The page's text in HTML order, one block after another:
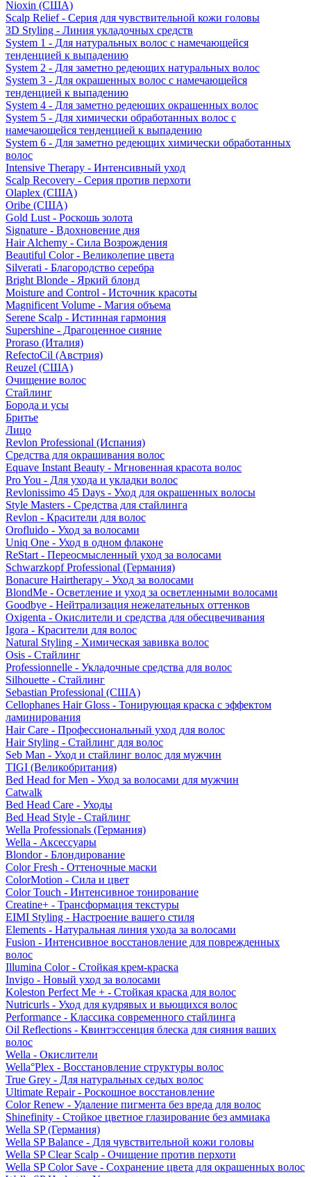
Nioxin (США)
Scalp Relief - Серия для чувствительной кожи головы
3D Styling - Линия укладочных средств
System 1 - Для натуральных волос с намечающейся
тенденцией к выпадению
System 2 - Для заметно редеющих натуральных волос
System 3 - Для окрашенных волос с намечающейся
тенденцией к выпадению
System 4 - Для заметно редеющих окрашенных волос
System 5 - Для химически обработанных волос с
намечающейся тенденцией к выпадению
System 6 - Для заметно редеющих химически обработанных
волос
Intensive Therapy - Интенсивный уход
Scalp Recovery - Серия против перхоти
Olaplex (США)
Oribe (США)
Gold Lust - Роскошь золота
Signature - Вдохновение дня
Hair Alchemy - Сила Возрождения
Beautiful Color - Великолепие цвета
Silverati - Благородство серебра
Bright Blonde - Яркий блонд
Moisture and Control - Источник красоты
Magnificent Volume - Магия объема
Serene Scalp - Истинная гармония
Supershine - Драгоценное сияние
Proraso (Италия)
RefectoCil (Австрия)
Reuzel (США)
Очищение волос
Стайлинг
Борода и усы
Бритье
Лицо
Revlon Professional (Испания)
Средства для окрашивания волос
Equave Instant Beauty - Мгновенная красота волос
Pro You - Для ухода и укладки волос
Revlonissimo 45 Days - Уход для окрашенных волосы
Style Masters - Средства для стайлинга
Revlon - Красители для волос
Orofluido - Уход за волосами
Uniq One - Уход в одном флаконе
ReStart - Переосмысленный уход за волосами
Schwarzkopf Professional (Германия)
Bonacure Hairtherapy - Уход за волосами
BlondMe - Осветление и уход за осветленными волосами
Goodbye - Нейтрализация нежелательных оттенков
Oxigenta - Окислители и средства для обесцвечивания
Igora - Красители для волос
Natural Styling - Химическая завивка волос
Osis - Стайлинг
Professionnelle - Укладочные средства для волос
Silhouette - Стайлинг
Sebastian Professional (США)
Cellophanes Hair Gloss - Тонирующая краска с эффектом
ламинирования
Hair Care - Профессиональный уход для волос
Hair Styling - Стайлинг для волос
Seb Man - Уход и стайлинг волос для мужчин
TIGI (Великобритания)
Bed Head for Men - Уход за волосами для мужчин
Catwalk
Bed Head Care - Уходы
Bed Head Style - Стайлинг
Wella Professionals (Германия)
Wella - Аксессуары
Blondor - Блондирование
Color Fresh - Оттеночные маски
ColorMotion - Сила и цвет
Color Touch - Интенсивное тонирование
Creatine+ - Трансформация текстуры
EIMI Styling - Настроение вашего стиля
Elements - Натуральная линия ухода за волосами
Fusion - Интенсивное восстановление для поврежденных
волос
Illumina Color - Стойкая крем-краска
Invigo - Новый уход за волосами
Koleston Perfect Me + - Стойкая краска для волос
Nutricurls - Уход для кудрявых и вьющихся волос
Performance - Классика современного стайлинга
Oil Reflections - Квинтэссенция блеска для сияния ваших
волос
Wella - Окислители
Wella°Plex - Восстановление структуры волос
True Grey - Для натуральных седых волос
Ultimate Repair - Роскошное восстановление
Color Renew - Удаление пигмента без вреда для волос
Shinefinity - Стойкое цветное глазирование без аммиака
Wella SP (Германия)
Wella SP Balance - Для чувствительной кожи головы
Wella SP Clear Scalp - Очищение против перхоти
Wella SP Color Save - Сохранение цвета для окрашенных волос